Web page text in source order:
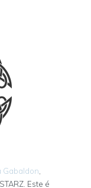
Gabaldon
Este é